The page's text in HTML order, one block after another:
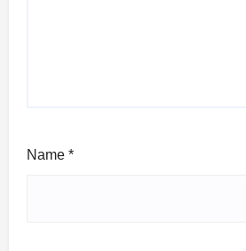
Name *